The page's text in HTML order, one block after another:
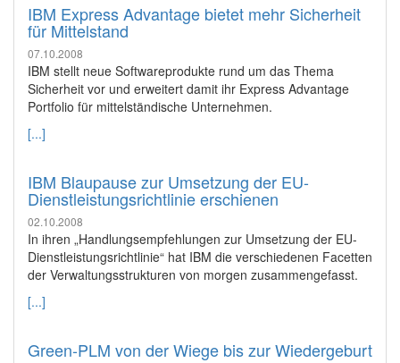
IBM Express Advantage bietet mehr Sicherheit
für Mittelstand
07.10.2008
IBM stellt neue Softwareprodukte rund um das Thema
Sicherheit vor und erweitert damit ihr Express Advantage
Portfolio für mittelständische Unternehmen.
[...]
IBM Blaupause zur Umsetzung der EU-
Dienstleistungsrichtlinie erschienen
02.10.2008
In ihren „Handlungsempfehlungen zur Umsetzung der EU-
Dienstleistungsrichtlinie“ hat IBM die verschiedenen Facetten
der Verwaltungsstrukturen von morgen zusammengefasst.
[...]
Green-PLM von der Wiege bis zur Wiedergeburt